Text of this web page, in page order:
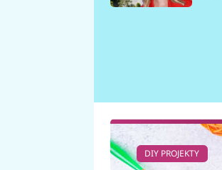
DIY PROJEKTY